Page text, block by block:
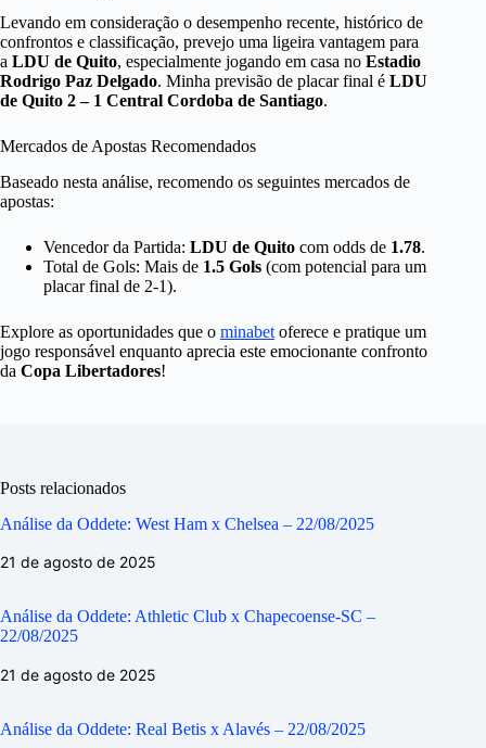
Levando em consideração o desempenho recente, histórico de
confrontos e classificação, prevejo uma ligeira vantagem para
a LDU de Quito, especialmente jogando em casa no Estadio
Rodrigo Paz Delgado. Minha previsão de placar final é LDU
de Quito 2 – 1 Central Cordoba de Santiago.
Mercados de Apostas Recomendados
Baseado nesta análise, recomendo os seguintes mercados de
apostas:
Vencedor da Partida: LDU de Quito com odds de 1.78.
Total de Gols: Mais de 1.5 Gols (com potencial para um
placar final de 2-1).
Explore as oportunidades que o minabet oferece e pratique um
jogo responsável enquanto aprecia este emocionante confronto
da Copa Libertadores!
Posts relacionados
Análise da Oddete: West Ham x Chelsea – 22/08/2025
21 de agosto de 2025
Análise da Oddete: Athletic Club x Chapecoense-SC –
22/08/2025
21 de agosto de 2025
Análise da Oddete: Real Betis x Alavés – 22/08/2025